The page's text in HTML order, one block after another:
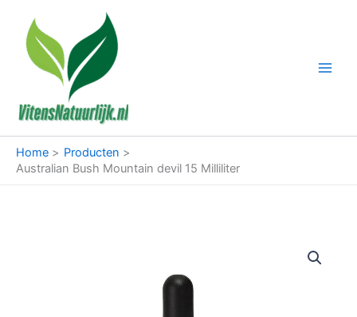
inhoud
Home
Producten
Australian Bush Mountain devil 15 Milliliter